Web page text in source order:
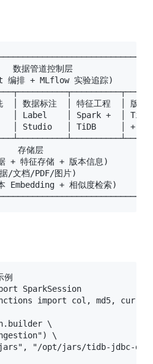
据管道控制层
编排 + MLflow 实验追踪)
│ 数据标注  │ 特征工程  │ 版
│ Label    │ Spark +  │ TiDB
│ Studio   │ TiDB     │ +
存储层
据 + 特征存储 + 版本信息)
数据/文档/PDF/图片)
本 Embedding + 相似度检索)
例
SparkSession
import col, md5,
\
\
"/opt/jars/tidb-jdbc-